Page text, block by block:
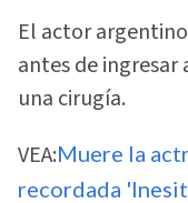
El actor
antes de ingresar
una cirugía.
VEA:Muere la
recordada